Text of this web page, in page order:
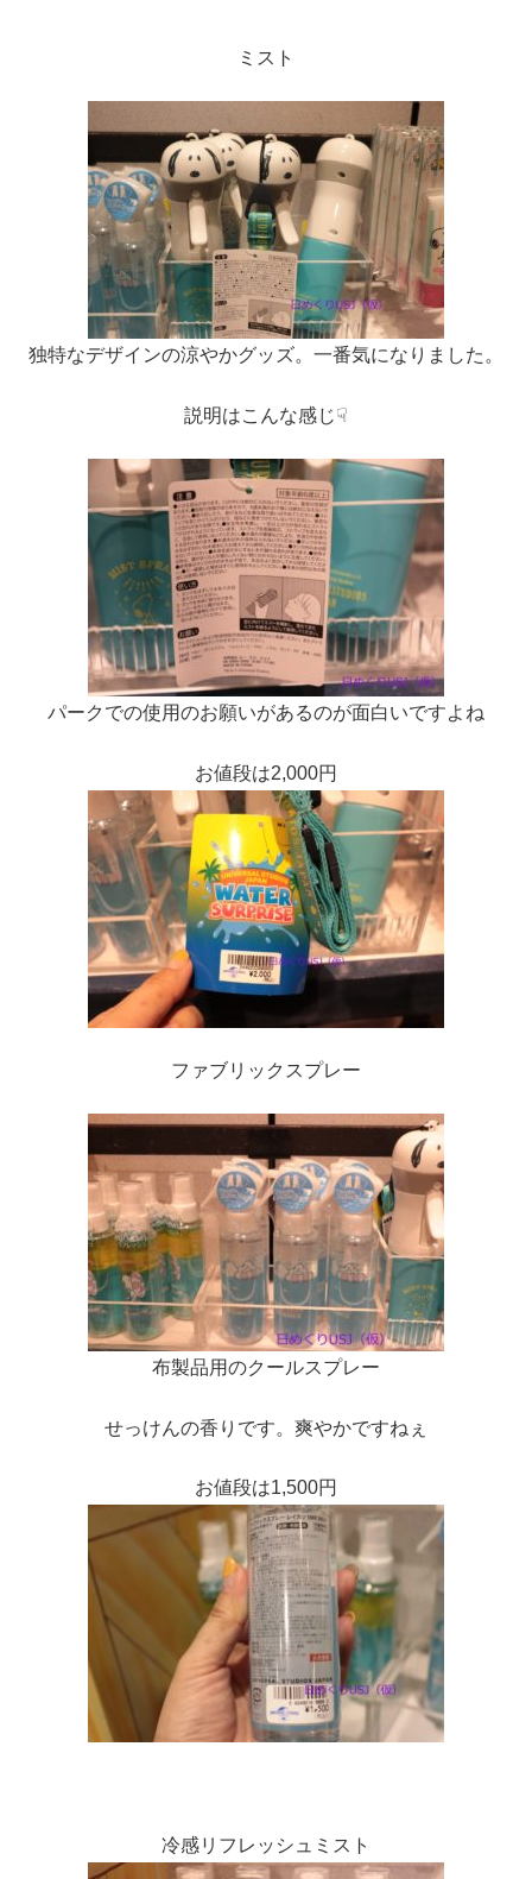
ミスト
独特なデザインの涼やかグッズ。一番気になりました。
説明はこんな感じ☟
パークでの使用のお願いがあるのが面白いですよね
お値段は2,000円
ファブリックスプレー
布製品用のクールスプレー
せっけんの香りです。爽やかですねぇ
お値段は1,500円
冷感リフレッシュミスト